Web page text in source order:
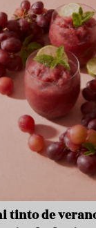
tinto de